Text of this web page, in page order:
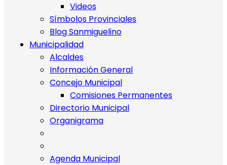
Videos
Símbolos Provinciales
Blog Sanmiguelino
Municipalidad
Alcaldes
Información General
Concejo Municipal
Comisiones Permanentes
Directorio Municipal
Organigrama
Agenda Municipal